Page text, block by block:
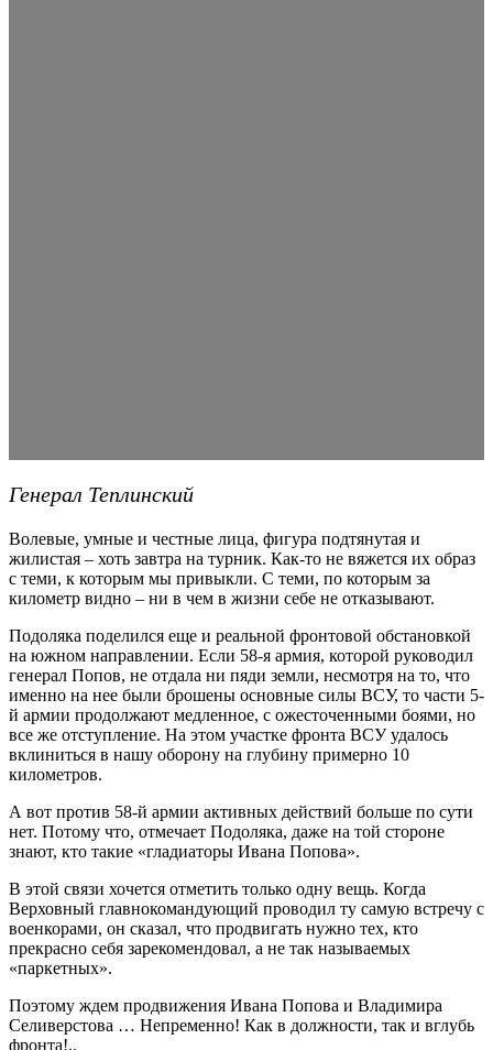
Генерал Теплинский
Волевые, умные и честные лица, фигура подтянутая и
жилистая – хоть завтра на турник. Как-то не вяжется их образ
с теми, к которым мы привыкли. С теми, по которым за
километр видно – ни в чем в жизни себе не отказывают.
Подоляка поделился еще и реальной фронтовой обстановкой
на южном направлении. Если 58-я армия, которой руководил
генерал Попов, не отдала ни пяди земли, несмотря на то, что
именно на нее были брошены основные силы ВСУ, то части 5-
й армии продолжают медленное, с ожесточенными боями, но
все же отступление. На этом участке фронта ВСУ удалось
вклиниться в нашу оборону на глубину примерно 10
километров.
А вот против 58-й армии активных действий больше по сути
нет. Потому что, отмечает Подоляка, даже на той стороне
знают, кто такие «гладиаторы Ивана Попова».
В этой связи хочется отметить только одну вещь. Когда
Верховный главнокомандующий проводил ту самую встречу с
военкорами, он сказал, что продвигать нужно тех, кто
прекрасно себя зарекомендовал, а не так называемых
«паркетных».
Поэтому ждем продвижения Ивана Попова и Владимира
Селиверстова … Непременно! Как в должности, так и вглубь
фронта!..